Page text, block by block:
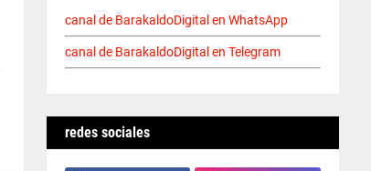
canal de BarakaldoDigital en WhatsApp
canal de BarakaldoDigital en Telegram
redes sociales